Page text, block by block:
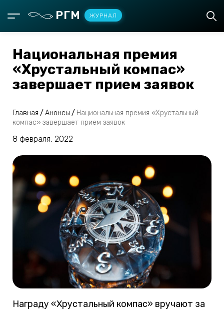
РГМ ЖУРНАЛ
Национальная премия
«Хрустальный компас»
завершает прием заявок
Главная / Анонсы / Национальная премия «Хрустальный
компас» завершает прием заявок
8 февраля, 2022
Награду «Хрустальный компас» вручают за